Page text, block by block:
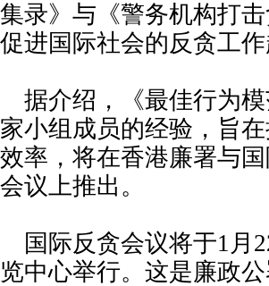
录》与《警务机构打
进国际社会的反贪工
介绍，《最佳行为模
小组成员的经验，旨
率，将在香港廉署与
议上推出。
际反贪会议将于1月
中心举行。这是廉政